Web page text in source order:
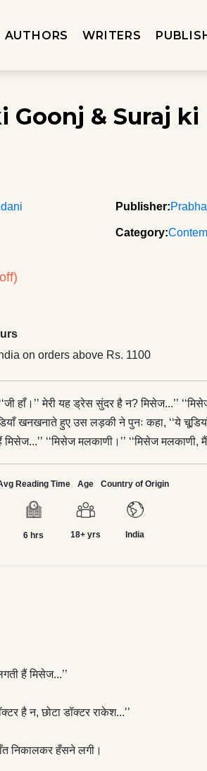
AUTHORS WRITERS
Goonj & Suraj ki
Publisher:
Category:
on orders above Rs. 1100
हाँ।’’ मेरी यह ड्रेस सुंदर है न? मिसेज...’’
खनखनाते हुए उस लड़की ने पुनः कहा, ‘‘ये
मिसेज...’’ ‘‘मिसेज मलकाणी।’’ ‘‘मिसेज मलकाणी,
देखा। उसने आगे आकर उसके कान तक मुँह लगाकर
वह दाँत निकालकर हँसने लगी। वर्षा हक्की-बक्की
से देखने लगी। उसने थोड़ा शरमाकर कहा, ‘‘मैं
इसलिए मिसेज...’’ वर्षा की जबान से एक शब्द भी
Reading Time
6 hrs
Age
18+ yrs
Country of Origin
India
हैं मिसेज...’’
है न, छोटा डॉक्टर राकेश...’’
निकालकर हँसने लगी।